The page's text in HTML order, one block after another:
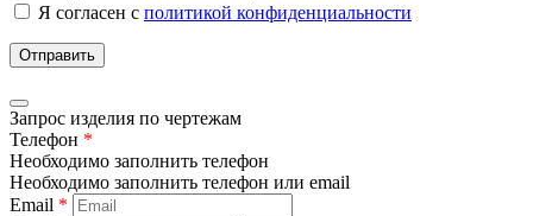
Я согласен с политикой конфиденциальности
Отправить
Запрос изделия по чертежам
Телефон *
Необходимо заполнить телефон
Необходимо заполнить телефон или email
Email *